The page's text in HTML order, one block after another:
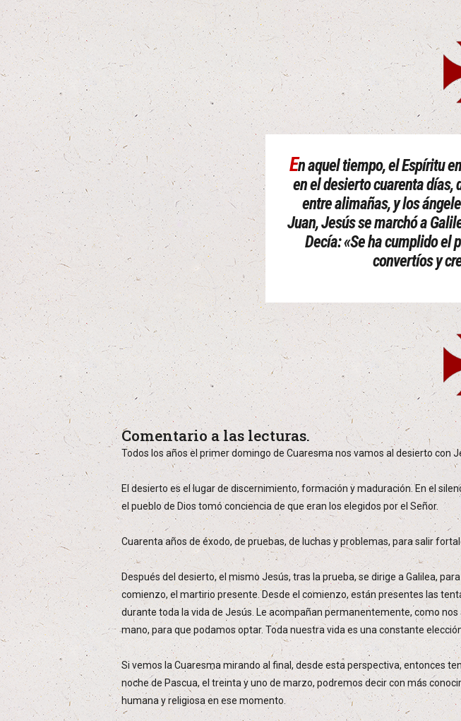
En aquel tiempo, el Espíritu
en el desierto cuarenta días,
entre alimañas, y los
Juan, Jesús se marchó a
Decía: «Se ha cumplido el
convertíos y
Comentario a las lecturas.
Todos los años el primer domingo de Cuaresma nos vamos al desierto con
El desierto es el lugar de discernimiento, formación y maduración. En el
el pueblo de Dios tomó conciencia de que eran los elegidos por el Señor.
Cuarenta años de éxodo, de pruebas, de luchas y problemas, para salir
Después del desierto, el mismo Jesús, tras la prueba, se dirige a Galilea,
comienzo, el martirio presente. Desde el comienzo, están presentes las
durante toda la vida de Jesús. Le acompañan permanentemente, como
mano, para que podamos optar. Toda nuestra vida es una constante
Si vemos la Cuaresma mirando al final, desde esta perspectiva, entonces
noche de Pascua, el treinta y uno de marzo, podremos decir con más
humana y religiosa en ese momento.